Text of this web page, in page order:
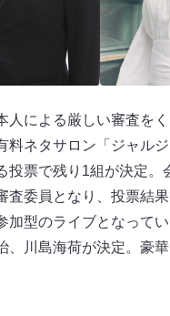
人による厳しい審査を
料ネタサロン「ジャル
投票で残り1組が決定。
査委員となり、投票結
加型のライブとなって
、川島海荷が決定。豪